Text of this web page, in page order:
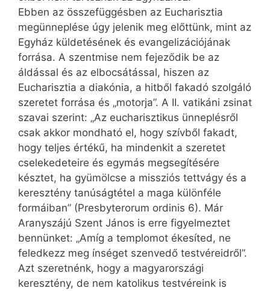
Ebben az összefüggésben az Eucharisztia
megünneplése úgy jelenik meg előttünk, mint az
Egyház küldetésének és evangelizációjának
forrása. A szentmise nem fejeződik be az
áldással és az elbocsátással, hiszen az
Eucharisztia a diakónia, a hitből fakadó szolgáló
szeretet forrása és „motorja”. A II. vatikáni zsinat
szavai szerint: „Az eucharisztikus ünneplésről
csak akkor mondható el, hogy szívből fakadt,
hogy teljes értékű, ha mindenkit a szeretet
cselekedeteire és egymás megsegítésére
késztet, ha gyümölcse a missziós tettvágy és a
keresztény tanúságtétel a maga különféle
formáiban” (Presbyterorum ordinis 6). Már
Aranyszájú Szent János is erre figyelmeztet
bennünket: „Amíg a templomot ékesíted, ne
feledkezz meg ínséget szenvedő testvéreidről”.
Azt szeretnénk, hogy a magyarországi
keresztény, de nem katolikus testvéreink is